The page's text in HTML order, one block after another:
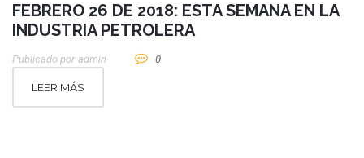
FEBRERO 26 DE 2018: ESTA SEMANA EN LA
INDUSTRIA PETROLERA
Publicado por Admin 0
LEER MÁS